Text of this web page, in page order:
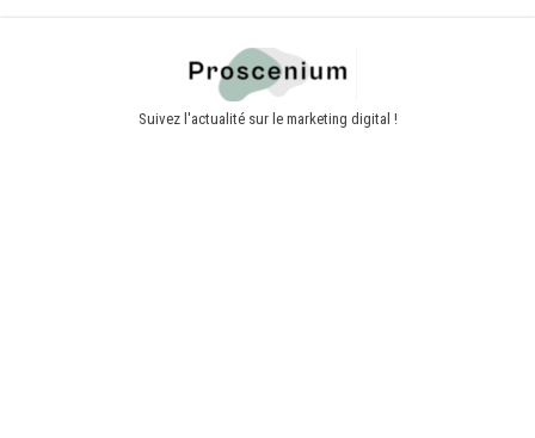
Suivez l'actualité sur le marketing digital !